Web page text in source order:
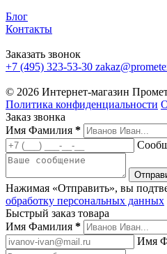
Блог
Контакты
Заказать звонок
+7 (495) 323-53-30
© 2026 Интернет-магазин
Политика конфиденциальности
Заказ звонка
Имя Фамилия *
Нажимая «Отправить», вы
обработку персональных данных
Быстрый заказ товара
Имя Фамилия *
Имя